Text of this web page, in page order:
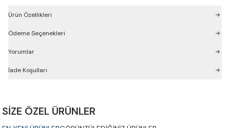
Ürün Özellikleri
Ödeme Seçenekleri
Yorumlar
İade Koşulları
SİZE ÖZEL ÜRÜNLER